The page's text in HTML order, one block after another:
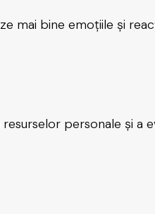
mai bine emoțiile și
personale și a